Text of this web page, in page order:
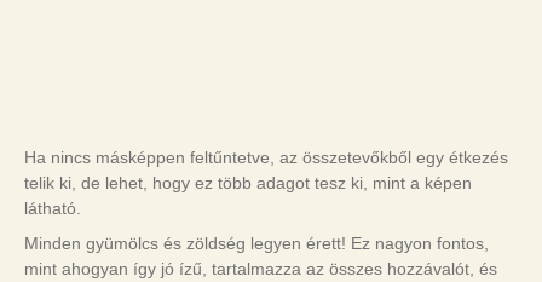
Ha nincs másképpen feltűntetve, az összetevőkből egy étkezés
telik ki, de lehet, hogy ez több adagot tesz ki, mint a képen
látható.
Minden gyümölcs és zöldség legyen érett! Ez nagyon fontos,
mint ahogyan így jó ízű, tartalmazza az összes hozzávalót, és